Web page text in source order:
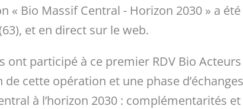
« Bio Massif Central - Horizon 2030 » a
et en direct sur le web.
ont participé à ce premier RDV Bio
cette opération et une phase
à l’horizon 2030 : complémentarités